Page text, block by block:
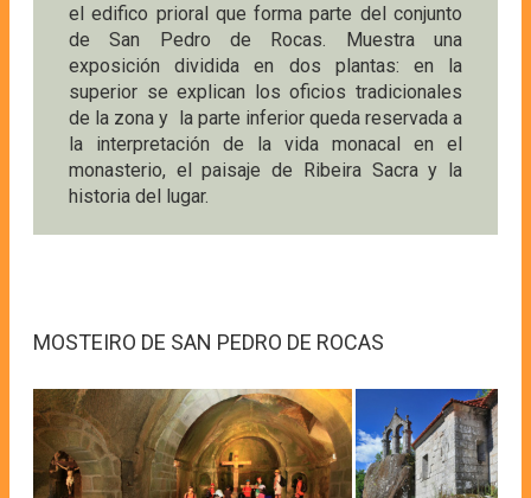
el edifico prioral que forma parte del conjunto
de San Pedro de Rocas. Muestra una
exposición dividida en dos plantas: en la
superior se explican los oficios tradicionales
de la zona y la parte inferior queda reservada a
la interpretación de la vida monacal en el
monasterio, el paisaje de Ribeira Sacra y la
historia del lugar.
MOSTEIRO DE SAN PEDRO DE ROCAS